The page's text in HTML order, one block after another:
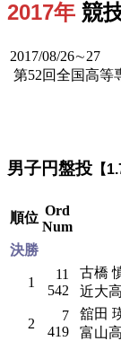
2017年 競
2017/08/26∼27
第52回全国高等
男子円盤投 【
順位 Ord
Num
決勝
1
11
542
古橋
近大
2
7
419
舘田
富山